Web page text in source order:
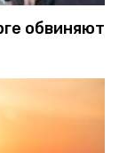
обвиняют